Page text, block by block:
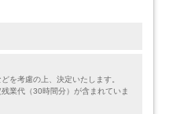
を考慮の上、決定いたします。
業代（30時間分）が含まれていま